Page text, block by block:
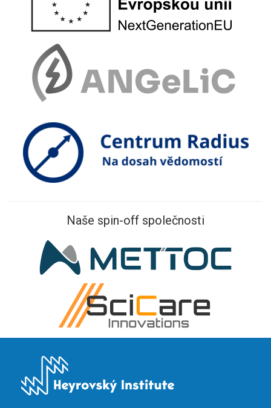
Naše spin-off společnosti